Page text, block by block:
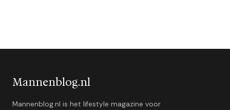
Mannenblog.nl
Mannenblog.nl is het lifestyle magazine voor